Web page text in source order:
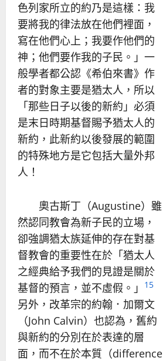
色列家所立的約乃是這樣：我
要將我的律法放在他們裡面，
寫在他們心上；我要作他們的
神；他們要作我的子民。」一
般學者都公認《希伯來書》作
者的對象主要是猶太人，所以
「那些日子以後的新約」必須
是末日時期基督賜予猶太人的
新約，此新約以後發展的範圍
的特殊地方是它包括大量外邦
人！
奧古斯丁（Augustine）雖
然認同教會為新子民的立場，
卻強調猶太族延伸的存在對基
督教會的重要性在於「猶太人
之經典給予我們的見證是關於
基督的預言，並不虛假。」
15
另外，改革宗的約翰．加爾文
（John Calvin）也認為，舊約
與新約的分別在於表達的層
面，而不在於本質（difference